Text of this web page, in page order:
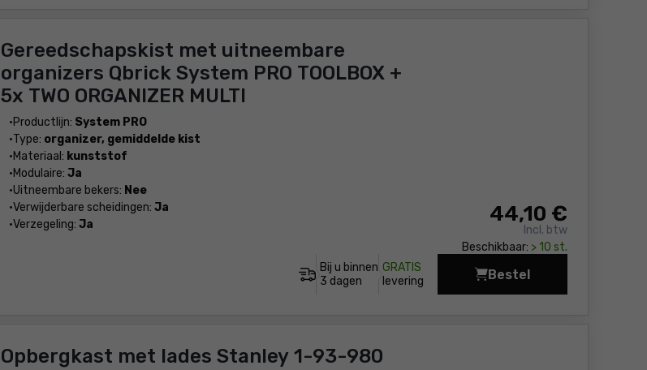
Gereedschapskist met uitneembare
organizers Qbrick System PRO TOOLBOX +
5x TWO ORGANIZER MULTI
Productlijn: System PRO
Type: organizer, gemiddelde kist
Materiaal: kunststof
Modulaire: Ja
Uitneembare bekers: Nee
Verwijderbare scheidingen: Ja
Verzegeling: Ja 44,10 €
Incl. btw
Beschikbaar: > 10 st.
Bij u binnen
3 dagen
GRATIS
levering
Bestel
Gereedschapskist met
Opbergkast met lades Stanley 1-93-980